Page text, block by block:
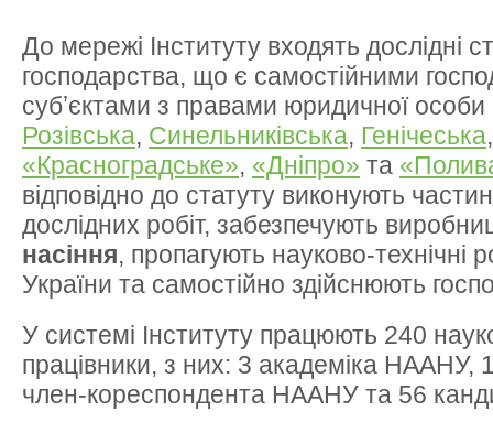
До мережі Інституту входять дослідні
господарства, що є самостійними
субʼєктами з правами юридичної особи
Розівська, Синельниківська, Генічеська
«Красноградське», «Дніпро» та
відповідно до статуту виконують
дослідних робіт, забезпечують
насіння, пропагують науково-
України та самостійно здійснюють
У системі Інституту працюють 240
працівники, з них: 3 академіка НААНУ,
член-кореспондента НААНУ та 56